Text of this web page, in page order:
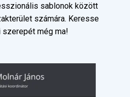
sablonok között
számára. Keresse
szerepét még ma!